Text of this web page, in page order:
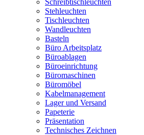
Schreibtischleuchten
Stehleuchten
Tischleuchten
Wandleuchten
Basteln
Büro Arbeitsplatz
Büroablagen
Büroeinrichtung
Büromaschinen
Büromöbel
Kabelmanagement
Lager und Versand
Papeterie
Präsentation
Technisches Zeichnen